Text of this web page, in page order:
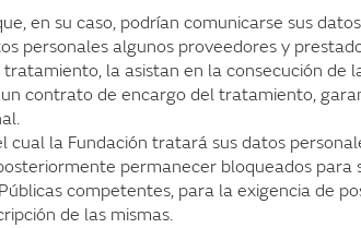
en su caso, podrían comunicarse sus
personales algunos proveedores y
la asistan en la consecución
contrato de encargo del tratamiento,
cual la Fundación tratará sus datos
permanecer bloqueados para
competentes, para la exigencia de
de las mismas.